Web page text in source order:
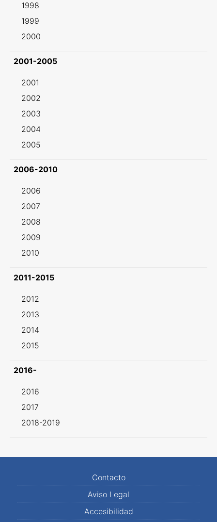
1998
1999
2000
2001-2005
2001
2002
2003
2004
2005
2006-2010
2006
2007
2008
2009
2010
2011-2015
2012
2013
2014
2015
2016-
2016
2017
2018-2019
Contacto
Aviso Legal
Accesibilidad